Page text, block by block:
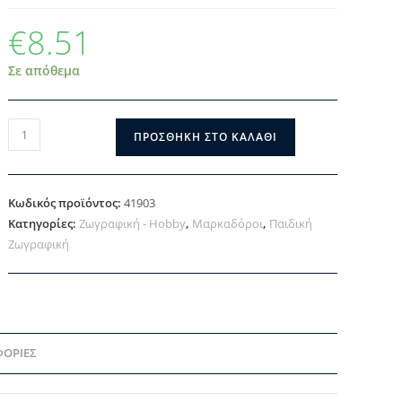
€8.51
Σε απόθεμα
ΠΡΟΣΘΉΚΗ ΣΤΟ ΚΑΛΆΘΙ
Κωδικός προϊόντος:41903
Κατηγορίες:Ζωγραφική - Hobby, Μαρκαδόροι, Παιδική
Ζωγραφική